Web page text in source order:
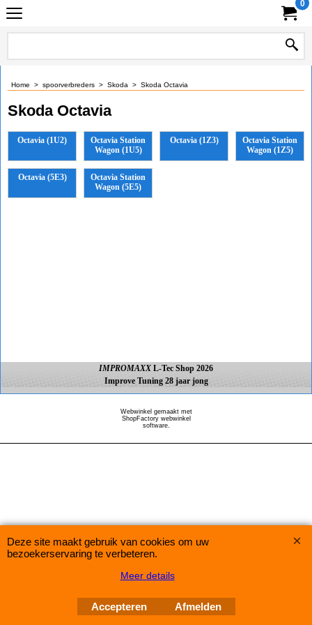
0
Home > spoorverbreders > Skoda > Skoda Octavia
Skoda Octavia
Octavia (1U2)
Octavia Station
Wagon (1U5)
Octavia (1Z3)
Octavia Station
Wagon (1Z5)
Octavia (5E3)
Octavia Station
Wagon (5E5)
IMPROMAXX L-Tec Shop 2026
Improve Tuning 28 jaar jong
Webwinkel gemaakt met
ShopFactory webwinkel
software.
Deze site maakt gebruik van cookies om uw
bezoekerservaring te verbeteren.
Meer details
Accepteren Afmelden